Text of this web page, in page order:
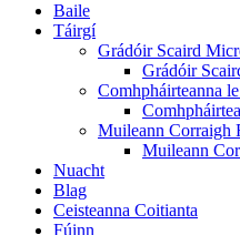
Baile
Táirgí
Grádóir Scaird
Grádóir
Comhpháirteanna
Muileann Corraigh
Muileann
Nuacht
Blag
Ceisteanna Coitianta
Fúinn